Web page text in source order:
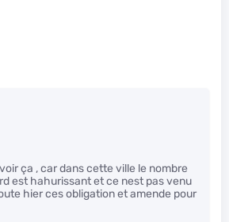
ça , car dans cette ville le nombre
est hahurissant et ce nest pas venu
hier ces obligation et amende pour